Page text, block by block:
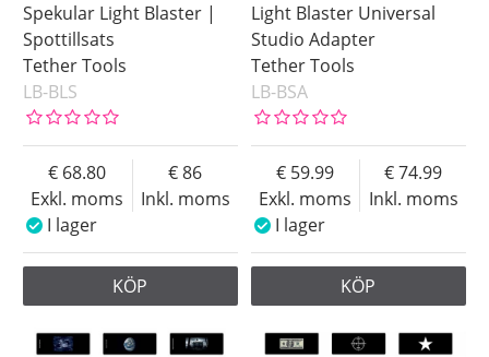
Spekular Light Blaster |
Spottillsats
Tether Tools
LB-BLS
Exkl. moms
68.80
Inkl. moms
86
I lager
KÖP
Light Blaster Universal
Studio Adapter
Tether Tools
LB-BSA
Exkl. moms
59.99
Inkl. moms
74.99
I lager
KÖP